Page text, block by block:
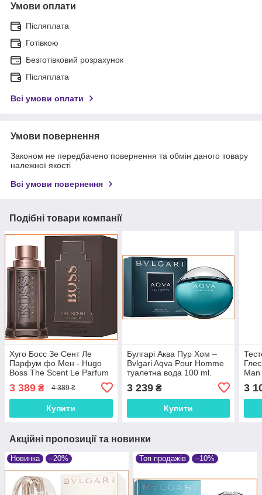
Умови оплати
Післяплата
Готівкою
Безготівковий розрахунок
Післяплата
Всі умови оплати
Умови повернення
Законом не передбачено повернення та обмін даного товару
належної якості
Всі умови повернення
Подібні товари компанії
Хуго Босс Зе Сент Ле
Парфум фо Мен - Hugo
Boss The Scent Le Parfum
вода 100 ml.
3 389 ₴ 4 389 ₴
Купити
Булгарі Аква Пур Хом –
Bvlgari Aqva Pour Homme
туалетна вода 100 ml.
3 239₴
Купити
ml.
3
Акційні пропозиції та новинки
Новинка –20% Топ продажів –10%